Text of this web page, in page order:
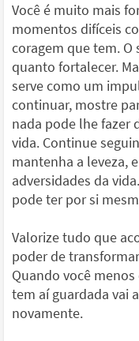
Você é muito mais
momentos difíceis
coragem que tem.
quanto fortalecer.
serve como um
continuar, mostre
nada pode lhe fazer
vida. Continue
mantenha a leveza,
adversidades da
pode ter por si
Valorize tudo que
poder de
Quando você
tem aí guardada vai
novamente.